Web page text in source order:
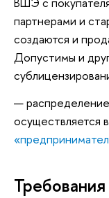
партнерами и
создаются и
Допустимы и
осуществляется